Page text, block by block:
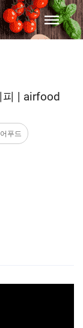
피 | airfood
푸드